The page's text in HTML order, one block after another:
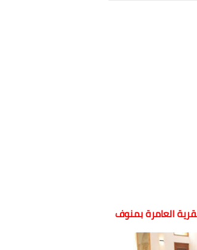
العامرة بمنوف